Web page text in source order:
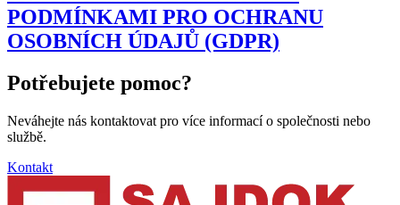
PODMÍNKAMI PRO OCHRANU
OSOBNÍCH ÚDAJŮ (GDPR)
Potřebujete pomoc?
Neváhejte nás kontaktovat pro více informací o společnosti nebo
službě.
Kontakt